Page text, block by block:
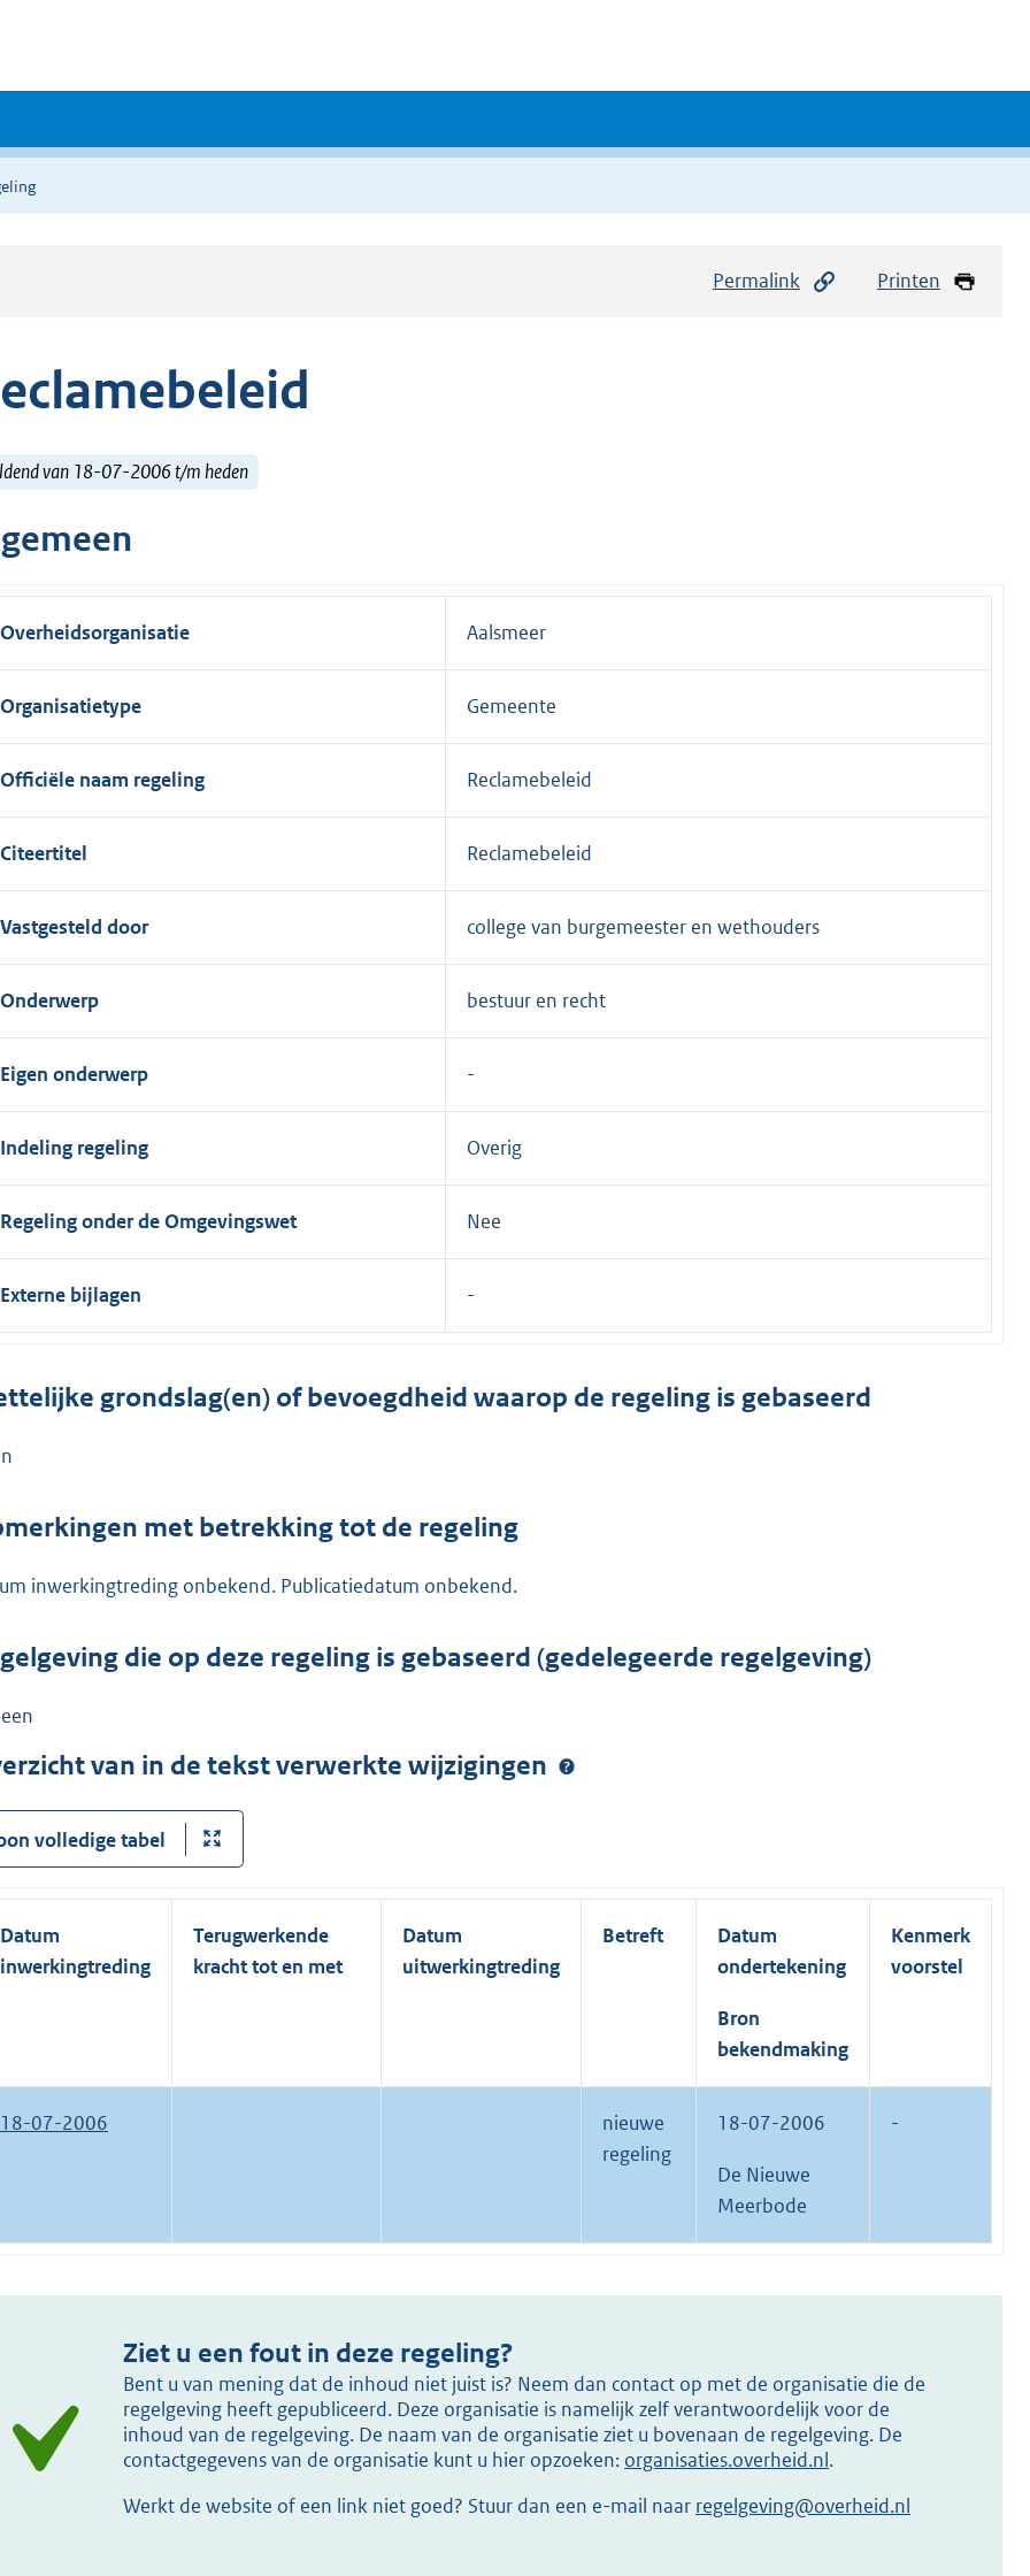
Permalink Printen
van 18-07-2006 t/m heden
Overheidsorganisatie Aalsmeer
Organisatietype Gemeente
Officiële naam regeling Reclamebeleid
Citeertitel Reclamebeleid
Vastgesteld door college van burgemeester en wethouders
Onderwerp bestuur en recht
Eigen onderwerp
Indeling regeling Overig
Regeling onder de Omgevingswet Nee
Externe bijlagen
grondslag(en) of bevoegdheid waarop de regeling is gebaseerd
met betrekking tot de regeling
inwerkingtreding onbekend. Publicatiedatum onbekend.
die op deze regeling is gebaseerd (gedelegeerde regelgeving)
van in de tekst verwerkte wijzigingen
volledige tabel
Datum
inwerkingtreding
Terugwerkende
kracht tot en met
Datum
uitwerkingtreding
Betreft
Datum
ondertekening
Bron
bekendmaking
Kenmerk
voorstel
18-07-2006
nieuwe
regeling
18-07-2006
De Nieuwe
Meerbode
-
Ziet u een fout in deze regeling?
Bent u van mening dat de inhoud niet juist is? Neem dan contact op met de organisatie die de
regelgeving heeft gepubliceerd. Deze organisatie is namelijk zelf verantwoordelijk voor de
inhoud van de regelgeving. De naam van de organisatie ziet u bovenaan de regelgeving. De
contactgegevens van de organisatie kunt u hier opzoeken: organisaties.overheid.nl.
Werkt de website of een link niet goed? Stuur dan een e-mail naar regelgeving@overheid.nl